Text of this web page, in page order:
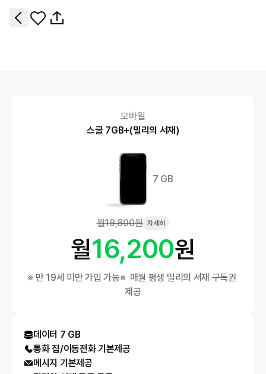
모바일
스쿨 7GB+(밀리의 서재)
7 GB
월19,800원 자세히
월16,200원
※ 만 19세 미만 가입 가능※  매월 평생 밀리의 서재 구독권
제공
데이터 7 GB
통화 집/이동전화기본제공
메시지 기본제공